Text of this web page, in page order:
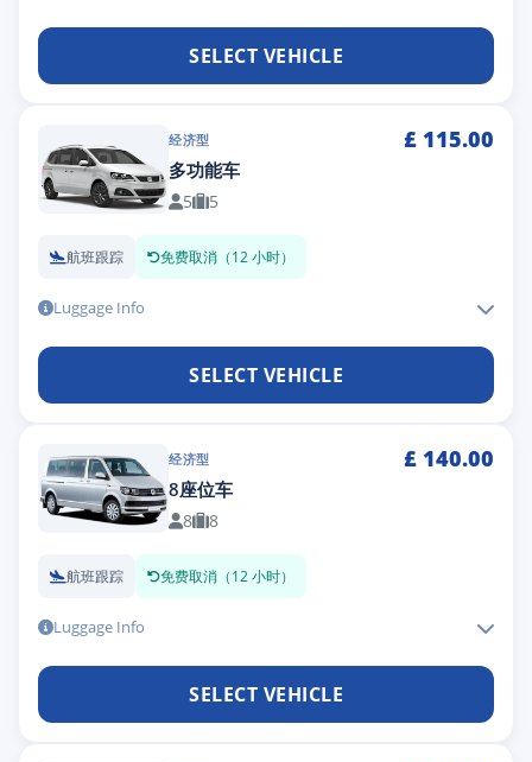
SELECT VEHICLE
经济型 £ 115.00
多功能车
5 5
航班跟踪 免费取消（12 小时）
Luggage Info
SELECT VEHICLE
经济型 £ 140.00
8座位车
8 8
航班跟踪 免费取消（12 小时）
Luggage Info
SELECT VEHICLE